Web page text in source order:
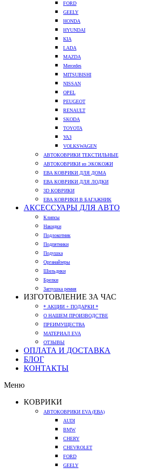
FORD
GEELY
HONDA
HYUNDAI
KIA
LADA
MAZDA
Mercedes
MITSUBISHI
NISSAN
OPEL
PEUGEOT
RENAULT
SKODA
TOYOTA
УАЗ
VOLKSWAGEN
АВТОКОВРИКИ ТЕКСТИЛЬНЫЕ
АВТОКОВРИКИ из ЭКОКОЖИ
ЕВА КОВРИКИ ДЛЯ ДОМА
ЕВА КОВРИКИ ДЛЯ ЛОДКИ
3D КОВРИКИ
ЕВА КОВРИКИ В БАГАЖНИК
АКСЕССУАРЫ ДЛЯ АВТО
Клипсы
Накидки
Подлокотник
Подпятники
Подушка
Органайзеры
Шильдики
Брелки
Заглушка ремня
ИЗГОТОВЛЕНИЕ ЗА ЧАС
* АКЦИИ + ПОДАРКИ *
О НАШЕМ ПРОИЗВОДСТВЕ
ПРЕИМУЩЕСТВА
МАТЕРИАЛ EVA
ОТЗЫВЫ
ОПЛАТА И ДОСТАВКА
БЛОГ
КОНТАКТЫ
Меню
КОВРИКИ
АВТОКОВРИКИ EVA (ЕВА)
AUDI
BMW
CHERY
CHEVROLET
FORD
GEELY